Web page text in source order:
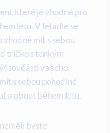
které je vhodné pro
letu. V letadle se
mít s sebou
tričko s tenkým
součástí vašeho
s sebou pohodlné
a obout během letu.
byste